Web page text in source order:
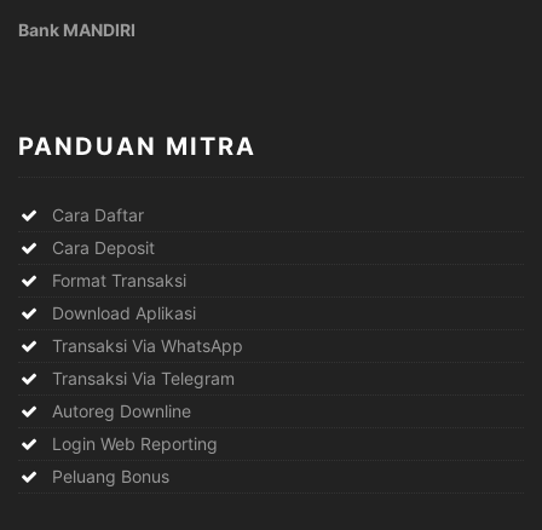
Bank MANDIRI
PANDUAN MITRA
Cara Daftar
Cara Deposit
Format Transaksi
Download Aplikasi
Transaksi Via WhatsApp
Transaksi Via Telegram
Autoreg Downline
Login Web Reporting
Peluang Bonus